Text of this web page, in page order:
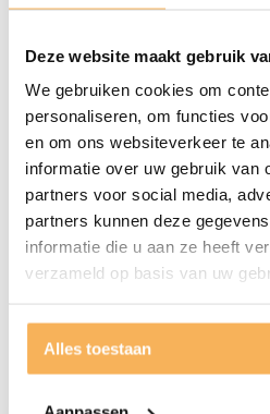
Deze website maakt gebruik
We gebruiken cookies om
personaliseren, om functies
en om ons websiteverkeer te
informatie over uw gebruik van
partners voor social media,
partners kunnen deze
informatie die u aan ze heeft
verzameld op basis van uw
Alles toestaan
Standaard met handmatig
Optioneel: opblaasbare
elektrisch)
3. Opties & Extra’s
Draadloze Bluetooth-bediening
elektrische versie)
Lendensteun voor extra
Sta-op-hulp voor extra gemak
en bekleding uit stofgroep A